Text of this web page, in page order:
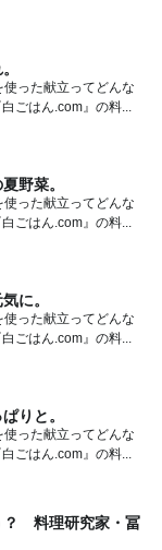
った献立ってどんな
ごはん.com』の料...
野菜。
った献立ってどんな
ごはん.com』の料...
に。
った献立ってどんな
ごはん.com』の料...
りと。
った献立ってどんな
ごはん.com』の料...
？ 料理研究家・冨